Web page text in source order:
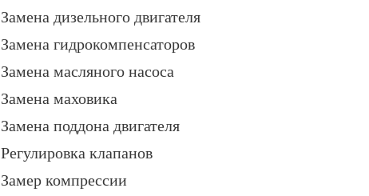
Замена дизельного двигателя
Замена гидрокомпенсаторов
Замена масляного насоса
Замена маховика
Замена поддона двигателя
Регулировка клапанов
Замер компрессии